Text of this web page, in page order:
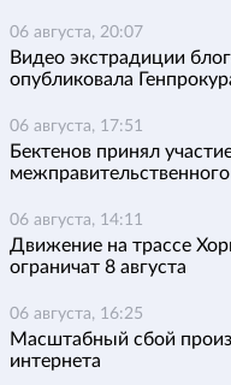
06 августа, 20:07
Видео экстрадиции
опубликовала
06 августа, 17:51
Бектенов принял
06 августа, 14:11
Движение на трассе
ограничат 8 августа
06 августа, 16:25
Масштабный сбой
интернета